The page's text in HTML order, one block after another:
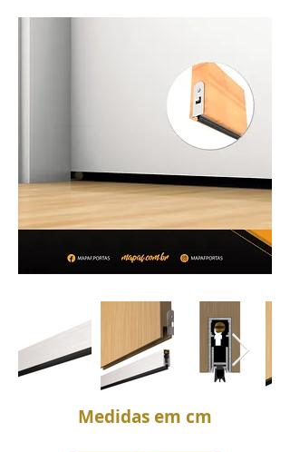
Medidas em cm